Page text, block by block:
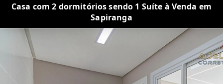
Casa com 2 dormitórios sendo 1 Suíte à Venda em
Sapiranga